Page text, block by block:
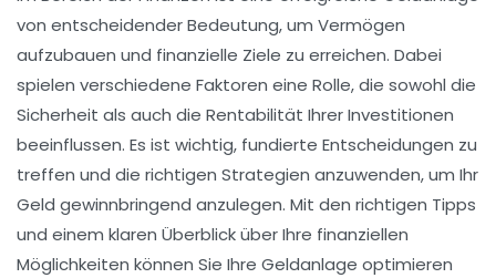
von entscheidender Bedeutung, um Vermögen
aufzubauen und finanzielle Ziele zu erreichen. Dabei
spielen verschiedene Faktoren eine Rolle, die sowohl die
Sicherheit als auch die Rentabilität Ihrer Investitionen
beeinflussen. Es ist wichtig, fundierte Entscheidungen zu
treffen und die richtigen Strategien anzuwenden, um Ihr
Geld gewinnbringend anzulegen. Mit den richtigen Tipps
und einem klaren Überblick über Ihre finanziellen
Möglichkeiten können Sie Ihre Geldanlage optimieren